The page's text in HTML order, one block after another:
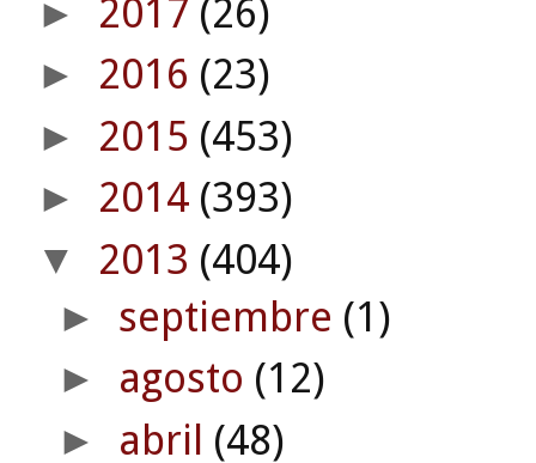
► 2017 (26)
► 2016 (23)
► 2015 (453)
► 2014 (393)
▼ 2013 (404)
► septiembre (1)
► agosto (12)
► abril (48)